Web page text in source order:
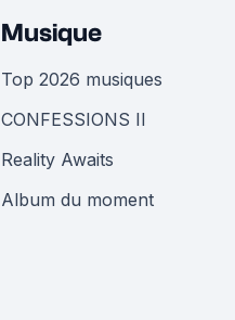
Musique
Top 2026 musiques
CONFESSIONS II
Reality Awaits
Album du moment